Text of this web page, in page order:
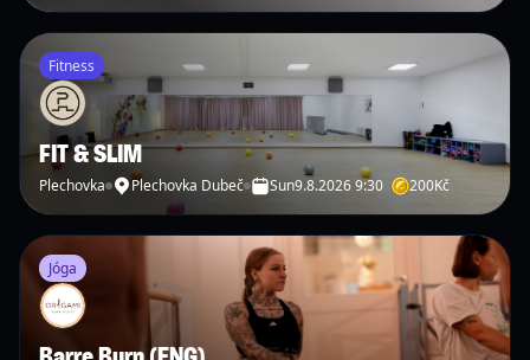
Fitness
FIT & SLIM
Plechovka Plechovka Dubeč Sun9.8.2026 9:30 200Kč
Jóga